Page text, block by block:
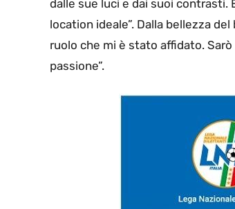
dalle sue luci e dai suoi contrasti.
location ideale”. Dalla bellezza
ruolo che mi è stato affidato.
passione”.